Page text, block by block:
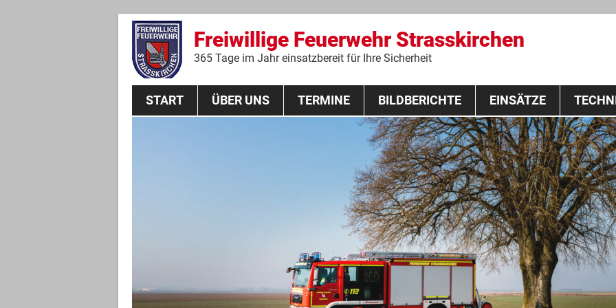
Freiwillige Feuerwehr Strasskirchen
365 Tage im Jahr einsatzbereit für Ihre Sicherheit
Zum
springen
START ÜBER UNS TERMINE
THL Lehrgang 2020
BILDBERICHTE EINSÄTZE
Fahrzeuge
Ausrüstung